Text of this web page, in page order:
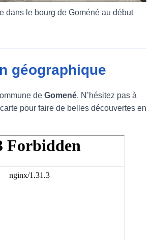
dans le bourg de Goméné au début
géographique
de Gomené. N’hésitez pas à
pour faire de belles découvertes en